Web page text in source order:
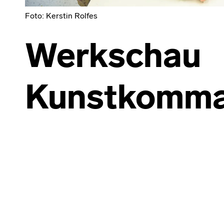
Foto: Kerstin Rolfes
Werkschau